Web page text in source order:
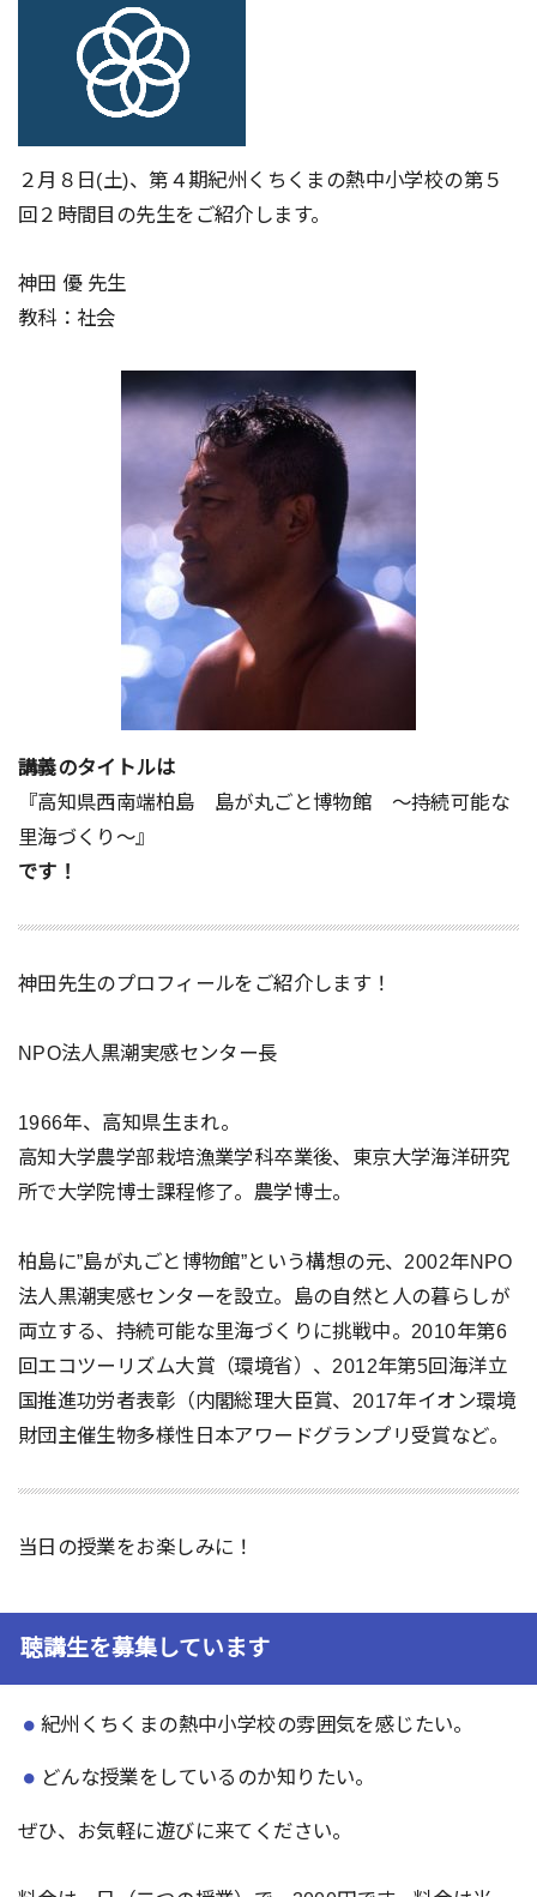
２月８日(土)、第４期紀州くちくまの熱中小学校の第５
回２時間目の先生をご紹介します。
神田 優 先生
教科：社会
講義のタイトルは
『高知県西南端柏島 島が丸ごと博物館 〜持続可能な
里海づくり〜』
です！
神田先生のプロフィールをご紹介します！
NPO法人黒潮実感センター長
1966年、高知県生まれ。
高知大学農学部栽培漁業学科卒業後、東京大学海洋研究
所で大学院博士課程修了。農学博士。
柏島に”島が丸ごと博物館”という構想の元、2002年NPO
法人黒潮実感センターを設立。島の自然と人の暮らしが
両立する、持続可能な里海づくりに挑戦中。2010年第6
回エコツーリズム大賞（環境省）、2012年第5回海洋立
国推進功労者表彰（内閣総理大臣賞、2017年イオン環境
財団主催生物多様性日本アワードグランプリ受賞など。
当日の授業をお楽しみに！
聴講生を募集しています
紀州くちくまの熱中小学校の雰囲気を感じたい。
どんな授業をしているのか知りたい。
ぜひ、お気軽に遊びに来てください。